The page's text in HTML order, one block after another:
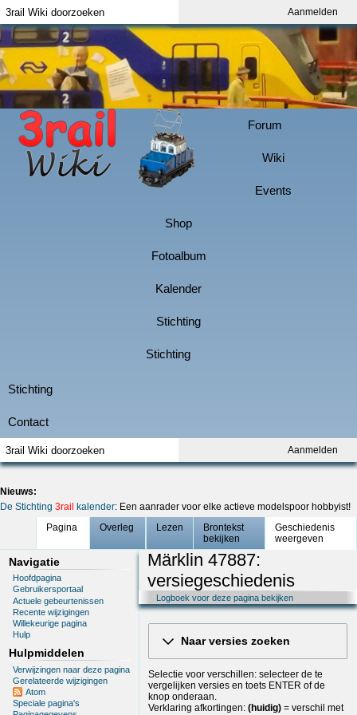
Aanmelden
Aanmelden
Nieuws:
De Stichting 3rail kalender: Een aanrader voor elke actieve modelspoor hobbyist!
Pagina
Overleg Lezen
Brontekst
bekijken
Geschiedenis
weergeven
Navigatie
Hoofdpagina
Gebruikersportaal
Actuele gebeurtenissen
Recente wijzigingen
Willekeurige pagina
Hulp
Hulpmiddelen
Verwijzingen naar deze pagina
Gerelateerde wijzigingen
Atom
Speciale pagina's
Märklin 47887:
versiegeschiedenis
Logboek voor deze pagina bekijken
Naar versies zoeken
Selectie voor verschillen: selecteer de te
vergelijken versies en toets ENTER of de
knop onderaan.
Verklaring afkortingen: (huidig)= verschil met